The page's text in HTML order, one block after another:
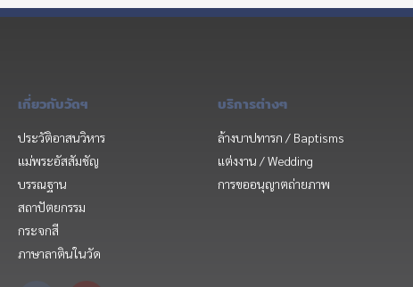
เกี่ยวกับวัดฯ
ประวัติอาสนวิหาร
แม่พระอัสสัมชัญ
บรรณฐาน
สถาปัตยกรรม
กระจกสี
ภาษาลาตินในวัด
บริการต่างๆ
ล้างบาปทารก / Baptisms
แต่งงาน / Wedding
การขออนุญาตถ่ายภาพ